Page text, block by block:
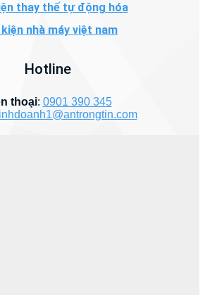
thay thế tự động hóa
kiện nhà máy việt nam
Hotline
thoại: 0901 390 345